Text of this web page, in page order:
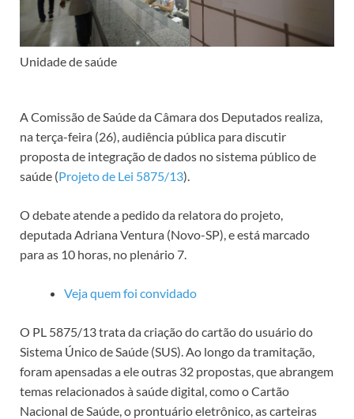
Unidade de saúde
A Comissão de Saúde da Câmara dos Deputados realiza,
na terça-feira (26), audiência pública para discutir
proposta de integração de dados no sistema público de
saúde (Projeto de Lei 5875/13).
O debate atende a pedido da relatora do projeto,
deputada Adriana Ventura (Novo-SP), e está marcado
para as 10 horas, no plenário 7.
Veja quem foi convidado
O PL 5875/13 trata da criação do cartão do usuário do
Sistema Único de Saúde (SUS). Ao longo da tramitação,
foram apensadas a ele outras 32 propostas, que abrangem
temas relacionados à saúde digital, como o Cartão
Nacional de Saúde, o prontuário eletrônico, as carteiras